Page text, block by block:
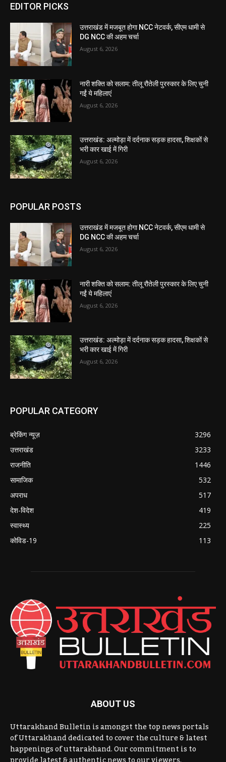
EDITOR PICKS
उत्तराखंड में मजबूत होगा NCC नेटवर्क, सीएम धामी से
DG NCC की अहम चर्चा
August 6, 2026
नारी शक्ति को सलाम: तीलू रौतेली पुरस्कार के लिए चुनी
गईं ये महिलाएं
August 6, 2026
उत्तराखंड: अल्मोड़ा में दर्दनाक सड़क हादसा, शिक्षकों से
भरी कार खाई में गिरी
August 6, 2026
POPULAR POSTS
उत्तराखंड में मजबूत होगा NCC नेटवर्क, सीएम धामी से
DG NCC की अहम चर्चा
August 6, 2026
नारी शक्ति को सलाम: तीलू रौतेली पुरस्कार के लिए चुनी
गईं ये महिलाएं
August 6, 2026
उत्तराखंड: अल्मोड़ा में दर्दनाक सड़क हादसा, शिक्षकों से
भरी कार खाई में गिरी
August 6, 2026
POPULAR CATEGORY
ब्रेकिंग न्यूज़
3296
उत्तराखंड
3233
राजनीति
1446
सामाजिक
532
अपराध
517
देश-विदेश
419
स्वास्थ्य
225
कोविड-19
113
ABOUT US
Uttarakhand Bulletin is amongst the top news portals
of Uttarakhand dedicated to cover the culture & latest
happenings of uttarakhand. Our commitment is to